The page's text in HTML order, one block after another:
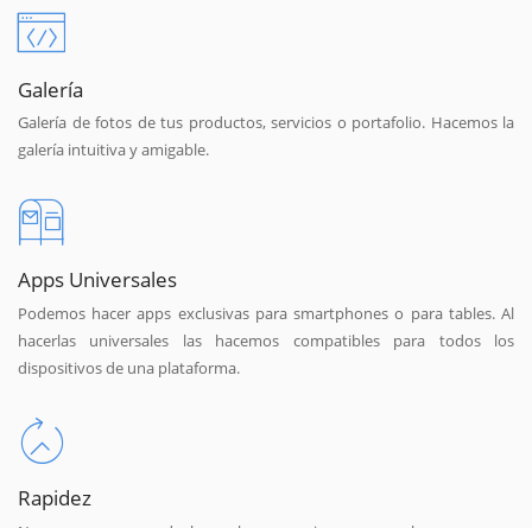
Galería
Galería de fotos de tus productos, servicios o portafolio. Hacemos la
galería intuitiva y amigable.
Apps Universales
Podemos hacer apps exclusivas para smartphones o para tables. Al
hacerlas universales las hacemos compatibles para todos los
dispositivos de una plataforma.
Rapidez